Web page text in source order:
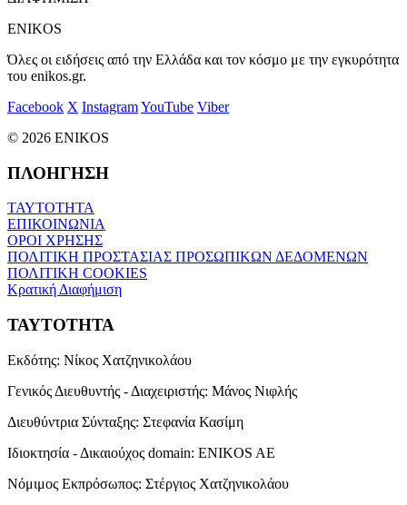
ENIKOS
Όλες οι ειδήσεις από την Ελλάδα και τον κόσμο με την εγκυρότητα
του enikos.gr.
Facebook X InstagramYouTube Viber
© 2026 ENIKOS
ΠΛΟΗΓΗΣΗ
ΤΑΥΤΟΤΗΤΑ
ΕΠΙΚΟΙΝΩΝΙΑ
ΟΡΟΙ ΧΡΗΣΗΣ
ΠΟΛΙΤΙΚΗ ΠΡΟΣΤΑΣΙΑΣ ΠΡΟΣΩΠΙΚΩΝ ΔΕΔΟΜΕΝΩΝ
ΠΟΛΙΤΙΚΗ COOKIES
Κρατική Διαφήμιση
ΤΑΥΤΟΤΗΤΑ
Εκδότης: Νίκος Χατζηνικολάου
Γενικός Διευθυντής - Διαχειριστής: Μάνος Νιφλής
Διευθύντρια Σύνταξης: Στεφανία Κασίμη
Ιδιοκτησία - Δικαιούχος domain: ENIKOS AE
Νόμιμος Εκπρόσωπος: Στέργιος Χατζηνικολάου